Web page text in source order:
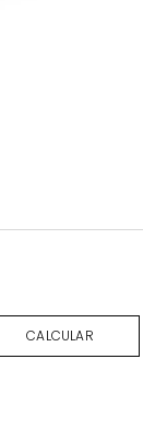
CALCULAR